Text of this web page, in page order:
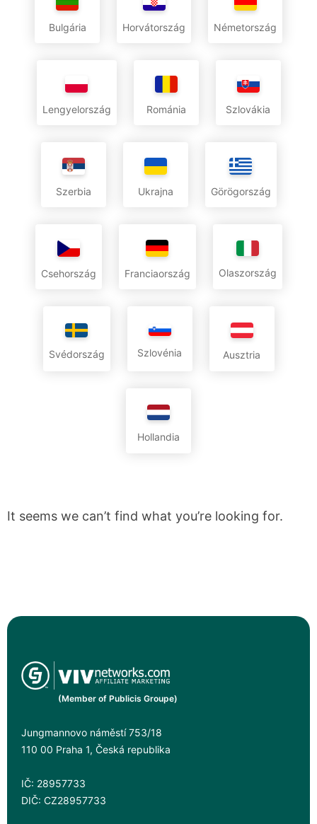
Bulgária Horvátország Németország
Lengyelország Románia Szlovákia
Szerbia Ukrajna Görögország
Csehország Franciaország Olaszország
Svédország Szlovénia Ausztria
Hollandia
It seems we can’t find what you’re looking for.
(Member of Publicis Groupe)
Jungmannovo náměstí 753/18
110 00 Praha 1, Česká republika
IČ: 28957733
DIČ: CZ28957733